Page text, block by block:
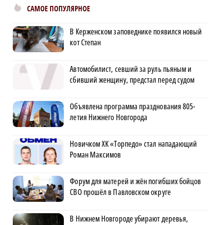
САМОЕ ПОПУЛЯРНОЕ
В Керженском заповеднике появился новый
кот Степан
Автомобилист, севший за руль пьяным и
сбивший женщину, предстал перед судом
Объявлена программа празднования 805-
летия Нижнего Новгорода
Новичком ХК «Торпедо» стал нападающий
Роман Максимов
Форум для матерей и жён погибших бойцов
СВО прошёл в Павловском округе
В Нижнем Новгороде убирают деревья,